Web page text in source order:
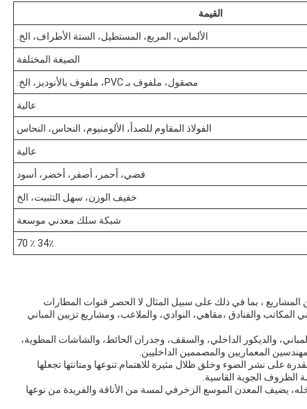
القيمة
الألماس، المربع، المستطيل، الستة الأطراف، الخ.
الصيغة المختلفة
مصقول، ملفوف بـ PVC، ملفوف بالأنوديز، الخ.
عالية
الفولاذ المقاوم للصدأ، الألومنيوم، النحاس، النحاس
عالية
فضي، أحمر، أصفر، أخضر، أسود
خفيف الوزن، سهل التثبيت، الخ
شبكة سلك معدني موسعة
34٪ ٪ 70
، بما في ذلك على سبيل المثال لا الحصر قنوات المطارات
والفنادق ،مقاهي، النوادي، والملاعب، ومشاريع تزيين المباني
والديكور الداخلي، والسقف، وجدران الحائط، والشاشات المطوية،
المعماريين والمصممين الداخليين.
على نشر الضوء وخلق ظلال مثيرة للاهتمام.تنوعها ومتانتها تجعلها
الظروف الجوية القاسية.
يضيف المعدن الموسع الزخرفي لمسة من الأناقة والفريدة من نوعها